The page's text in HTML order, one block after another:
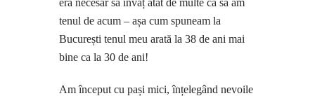
era necesar să învăț atât de multe ca să am
tenul de acum – așa cum spuneam la
București tenul meu arată la 38 de ani mai
bine ca la 30 de ani!
Am început cu pași mici, înțelegând nevoile